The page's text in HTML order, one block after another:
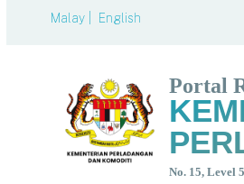
Malay | English
Portal
No. 15, Level